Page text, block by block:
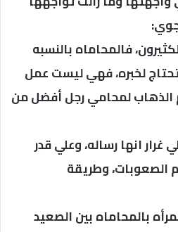
فالمحاماه بالنسبه
لخبره، فهي ليست عمل
لمحامي رجل أفضل من
انها رساله، وعلي قدر
وطريقة
بالمحاماه بين الصعيد